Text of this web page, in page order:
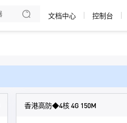
文档中心 控制台
香港高防◆4核 4G 150M